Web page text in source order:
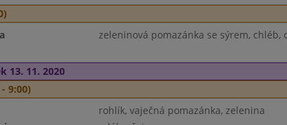
zeleninová pomazánka se sýrem, chléb,
13. 11. 2020
9:00)
rohlík, vaječná pomazánka, zelenina